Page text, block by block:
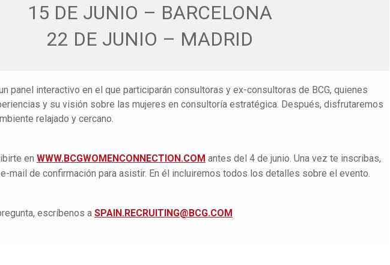
15 DE JUNIO – BARCELONA
22 DE JUNIO – MADRID
panel interactivo en el que participarán consultoras y ex-consultoras de BCG, quienes
y su visión sobre las mujeres en consultoría estratégica. Después, disfrutaremos
relajado y cercano.
en WWW.BCGWOMENCONNECTION.COM antes del 4 de junio. Una vez te inscribas,
mail de confirmación para asistir. En él incluiremos todos los detalles sobre el evento.
escríbenos a SPAIN.RECRUITING@BCG.COM